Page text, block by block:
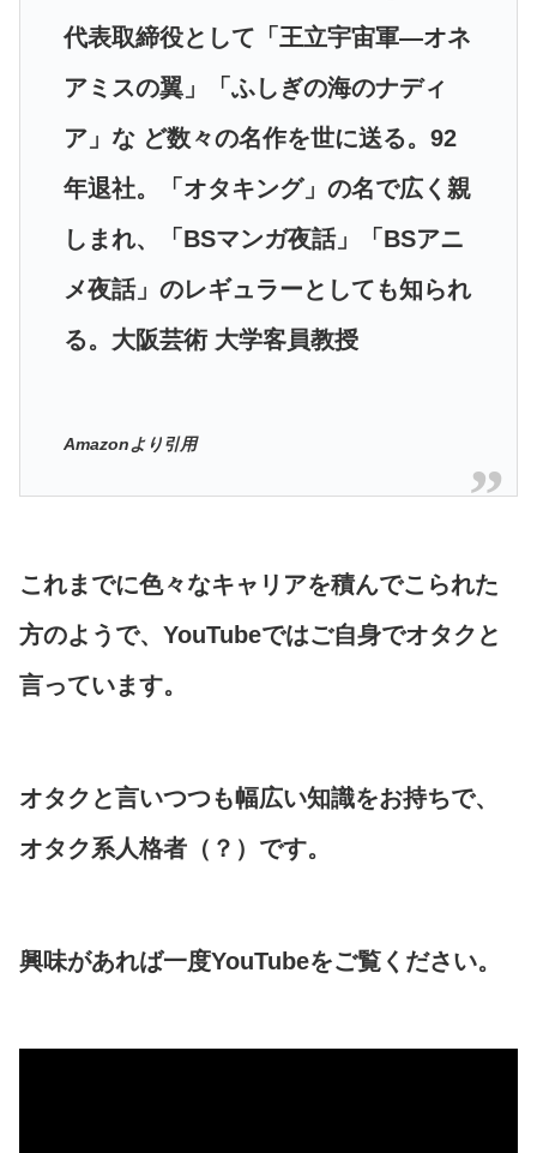
代表取締役として「王立宇宙軍―オネ
アミスの翼」「ふしぎの海のナディ
ア」な ど数々の名作を世に送る。92
年退社。「オタキング」の名で広く親
しまれ、「BSマンガ夜話」「BSアニ
メ夜話」のレギュラーとしても知られ
る。大阪芸術 大学客員教授
Amazonより引用
これまでに色々なキャリアを積んでこられた
方のようで、YouTubeではご自身でオタクと
言っています。
オタクと言いつつも幅広い知識をお持ちで、
オタク系人格者（？）です。
興味があれば一度YouTubeをご覧ください。